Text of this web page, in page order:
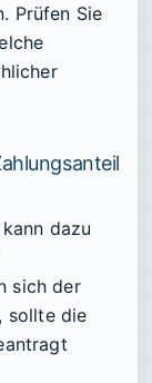
Prüfen Sie
dazu
sich der
sollte die